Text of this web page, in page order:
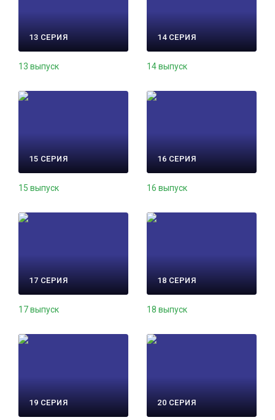
13 СЕРИЯ
13 выпуск
14 СЕРИЯ
14 выпуск
15 СЕРИЯ
15 выпуск
16 СЕРИЯ
16 выпуск
17 СЕРИЯ
17 выпуск
18 СЕРИЯ
18 выпуск
19 СЕРИЯ 20 СЕРИЯ